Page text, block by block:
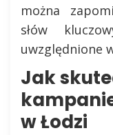
można
słów
uwzględnione
Jak
w Łodzi